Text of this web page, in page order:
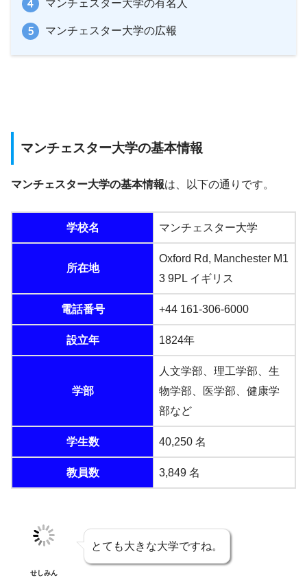
マンチェスター大学の有名人
マンチェスター大学の広報
マンチェスター大学の基本情報
マンチェスター大学の基本情報は、以下の通りです。
学校名 マンチェスター大学
所在地
Oxford Rd, Manchester M1
3 9PL イギリス
電話番号 +44 161-306-6000
設立年 1824年
学部
人文学部、理工学部、生
物学部、医学部、健康学
部など
学生数 40,250 名
教員数 3,849 名
せしみん
とても大きな大学ですね。